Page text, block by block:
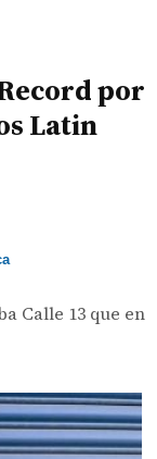
por
Latin
Calle 13 que en